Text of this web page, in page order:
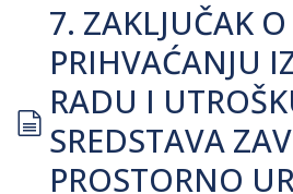
document
7. ZAKLJUČAK O
PRIHVAĆANJU
RADU I
SREDSTAVA
PROSTORNO